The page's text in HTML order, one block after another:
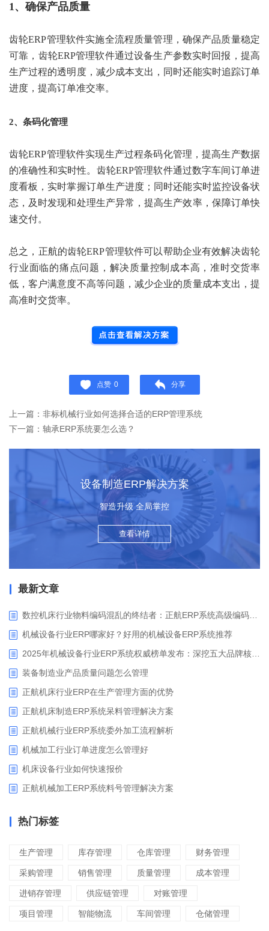
1、确保产品质量
齿轮ERP管理软件实施全流程质量管理，确保产品质量稳定
可靠，齿轮ERP管理软件通过设备生产参数实时回报，提高
生产过程的透明度，减少成本支出，同时还能实时追踪订单
进度，提高订单准交率。
2、条码化管理
齿轮ERP管理软件实现生产过程条码化管理，提高生产数据
的准确性和实时性。齿轮ERP管理软件通过数字车间订单进
度看板，实时掌握订单生产进度；同时还能实时监控设备状
态，及时发现和处理生产异常，提高生产效率，保障订单快
速交付。
总之，正航的齿轮ERP管理软件可以帮助企业有效解决齿轮
行业面临的痛点问题，解决质量控制成本高，准时交货率
低，客户满意度不高等问题，减少企业的质量成本支出，提
高准时交货率。
点赞 0 分享
上一篇：非标机械行业如何选择合适的ERP管理系统
下一篇：轴承ERP系统要怎么选？
设备制造ERP解决方案
智造升级 全局掌控
查看详情
最新文章
机械设备行业ERP哪家好？好用的机械设备ERP系统推荐
装备制造业产品质量问题怎么管理
正航机床行业ERP在生产管理方面的优势
正航机床制造ERP系统呆料管理解决方案
正航机械行业ERP系统委外加工流程解析
机械加工行业订单进度怎么管理好
​机床设备行业如何快速报价
正航机械加工ERP系统料号管理解决方案
热门标签
生产管理 库存管理 仓库管理 财务管理
采购管理 销售管理 质量管理 成本管理
进销存管理 供应链管理 对账管理
项目管理 智能物流 车间管理 仓储管理